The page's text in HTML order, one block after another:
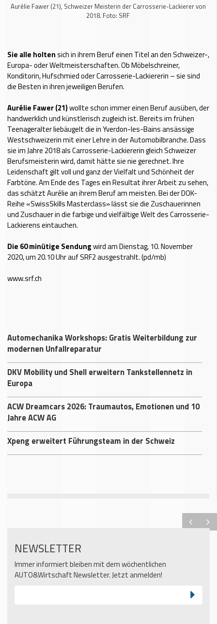
Aurélie Fawer (21), Schweizer Meisterin der Carrosserie-Lackierer von
2018. Foto: SRF
Sie alle holtensich in ihrem Beruf einen Titel an den Schweizer-,
Europa- oder Weltmeisterschaften. Ob Möbelschreiner,
Konditorin, Hufschmied oder Carrosserie-Lackiererin – sie sind
die Besten in ihren jeweiligen Berufen.
Aurélie Fawer (21)wollte schon immer einen Beruf ausüben, der
handwerklich und künstlerisch zugleich ist. Bereits im frühen
Teenageralter liebäugelt die in Yverdon-les-Bains ansässige
Westschweizerin mit einer Lehre in der Automobilbranche. Dass
sie im Jahre 2018 als Carrosserie-Lackiererin gleich Schweizer
Berufsmeisterin wird, damit hätte sie nie gerechnet. Ihre
Leidenschaft gilt voll und ganz der Vielfalt und Schönheit der
Farbtöne. Am Ende des Tages ein Resultat ihrer Arbeit zu sehen,
das schätzt Aurélie an ihrem Beruf am meisten. Bei der DOK-
Reihe «SwissSkills Masterclass» lässt sie die Zuschauerinnen
und Zuschauer in die farbige und vielfältige Welt des Carrosserie-
Lackierens eintauchen.
Die 60 minütige Sendungwird am Dienstag, 10. November
2020, um 20.10 Uhr auf SRF2 ausgestrahlt. (pd/mb)
www.srf.ch
Automechanika Workshops: Gratis Weiterbildung zur
modernen Unfallreparatur
DKV Mobility und Shell erweitern Tankstellennetz in
Europa
ACW Dreamcars 2026: Traumautos, Emotionen und 10
Jahre ACW AG
Xpeng erweitert Führungsteam in der Schweiz
NEWSLETTER
Immer informiert bleiben mit dem wöchentlichen
AUTO&Wirtschaft Newsletter. Jetzt anmelden!